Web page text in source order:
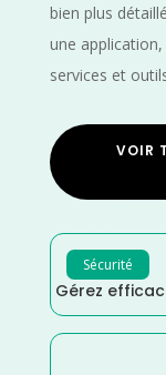
bien plus
une
services et
VOIR
Sécurité
Gérez